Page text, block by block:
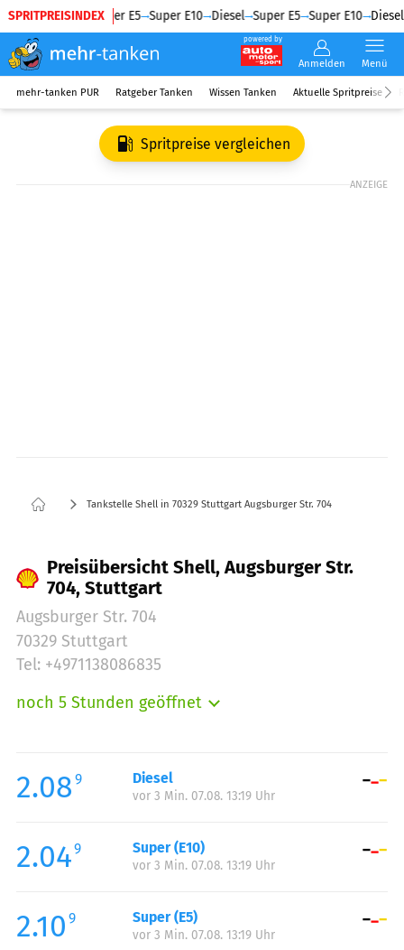
SPRITPREISINDEX
Diesel Super E5 Super E10 Diesel Super E5 Super E10 Diesel
powered by
Anmelden Menü
mehr-tanken PUR Ratgeber Tanken Wissen Tanken Aktuelle Spritpreise
Spritpreise vergleichen
ANZEIGE
Tankstelle Shell in 70329 Stuttgart Augsburger Str. 704
Preisübersicht Shell, Augsburger Str.
704, Stuttgart
Augsburger Str. 704
70329 Stuttgart
Tel: +4971138086835
noch 5 Stunden geöffnet
Mittwoch:
06:30-21:00
Donnerstag:
Samstag:
07:00-21:00
Sonntag:
2.08 9 Diesel
vor 3 Min. 07.08. 13:19 Uhr
2.049 Super (E10)
vor 3 Min. 07.08. 13:19 Uhr
2.10 9 Super (E5)
vor 3 Min. 07.08. 13:19 Uhr